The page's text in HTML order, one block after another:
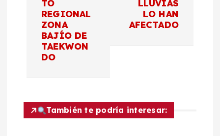
ó
TO
REGIONAL
ZONA
BAJÍO DE
TAEKWON
DO
LLUVIAS
LO HAN
AFECTADO
También te podría interesar: